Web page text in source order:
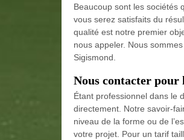
Beaucoup sont les sociétés
vous serez satisfaits du
qualité est notre premier
nous appeler. Nous
Sigismond.
Nous contacter pour
Étant professionnel dans le
directement. Notre savoir-
niveau de la forme ou de
votre projet. Pour un tarif